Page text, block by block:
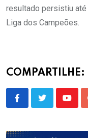
resultado persistiu
Liga dos Campeões.
COMPARTILHE: